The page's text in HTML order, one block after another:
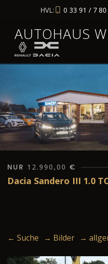
HVL: 0 33 91 / 7 80
AUTOHAUS
NUR 12.990,00 €
Dacia Sandero III 1.0
← Suche → Bilder →